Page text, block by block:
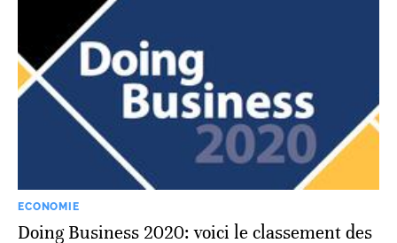
ECONOMIE
Doing Business 2020: voici le classement des